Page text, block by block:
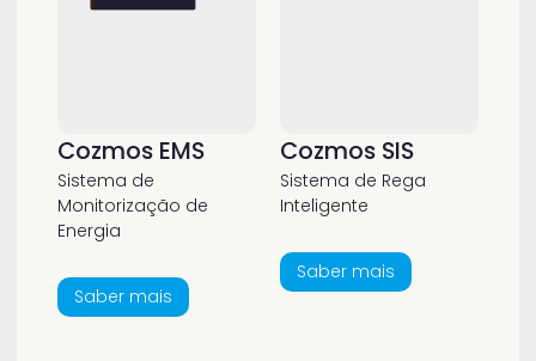
Cozmos EMS
Sistema de
Monitorização de
Energia
Saber mais
Cozmos SIS
Sistema de Rega
Inteligente
Saber mais